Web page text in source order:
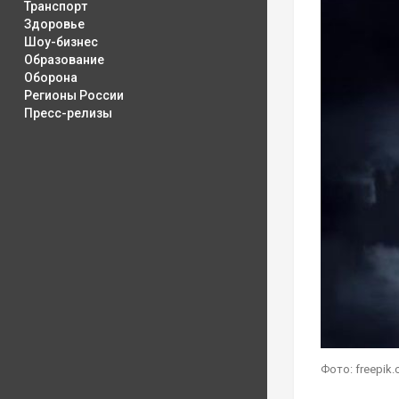
Транспорт
Здоровье
Шоу-бизнес
Образование
Оборона
Регионы России
Пресс-релизы
Фото: